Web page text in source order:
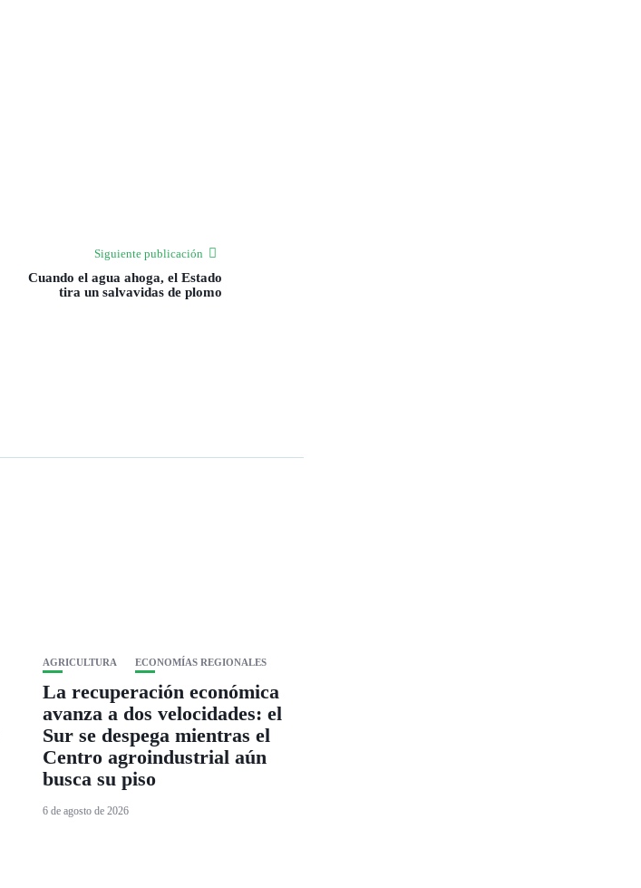
Siguiente publicación
Cuando el agua ahoga, el Estado
tira un salvavidas de plomo
AGRICULTURA ECONOMÍAS REGIONALES
La recuperación económica
avanza a dos velocidades: el
Sur se despega mientras el
Centro agroindustrial aún
busca su piso
6 de agosto de 2026